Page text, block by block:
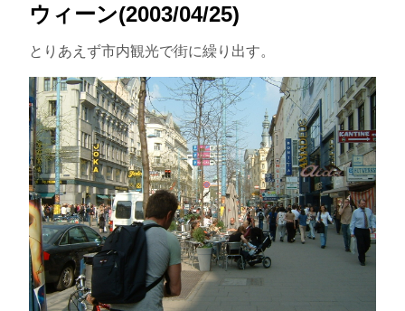
ウィーン(2003/04/25)
とりあえず市内観光で街に繰り出す。